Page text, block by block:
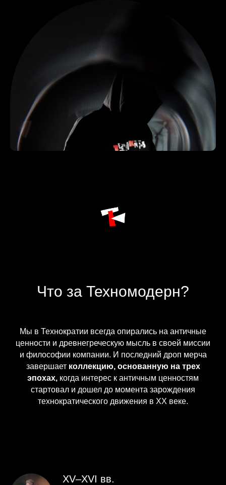
Что за Техномодерн?
Мы в Технократии всегда опирались на античные
ценности и древнегреческую мысль в своей миссии
и философии компании. И последний дроп мерча
завершает коллекцию, основанную на трех
эпохах, когда интерес к античным ценностям
стартовал и дошел до момента зарождения
технократического движения в XX веке.
XV–XVI вв.